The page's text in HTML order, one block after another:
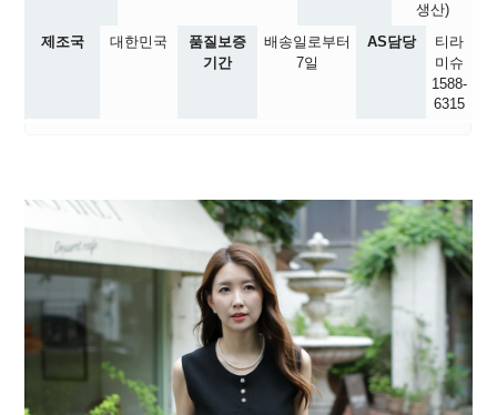
생산)
제조국
대한민국
품질보증
기간
배송일로부터
7일
AS담당
티라
미슈
1588-
6315